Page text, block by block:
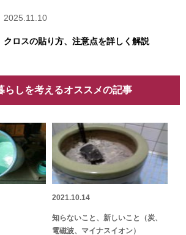
2025.11.10
クロスの貼り方、注意点を詳しく解説
らしを考えるオススメの記事
2021.10.14
知らないこと、新しいこと（炭、
電磁波、マイナスイオン）